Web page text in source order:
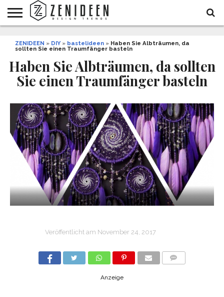
INNENDESIGN
ARCHITEKTUR
GARTEN
UND
LIFESTYLE
DEKO
&
DIY
STYLE
REZEPTE
GESUNDHEIT
WEIHNACHTEN
ZENIDEEN » DIY» bastelideen » Haben Sie Albträumen, da
sollten Sie einen Traumfänger basteln
Haben Sie Albträumen, da sollten
Sie einen Traumfänger basteln
Veröffentlicht am November 24, 2017
Anzeige